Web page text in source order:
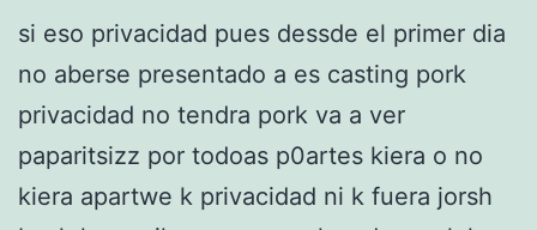
si eso privacidad pues dessde el primer dia
no aberse presentado a es casting pork
privacidad no tendra pork va a ver
paparitsizz por todoas p0artes kiera o no
kiera apartwe k privacidad ni k fuera jorsh